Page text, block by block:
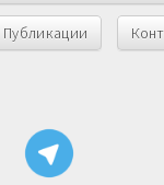
Публикации